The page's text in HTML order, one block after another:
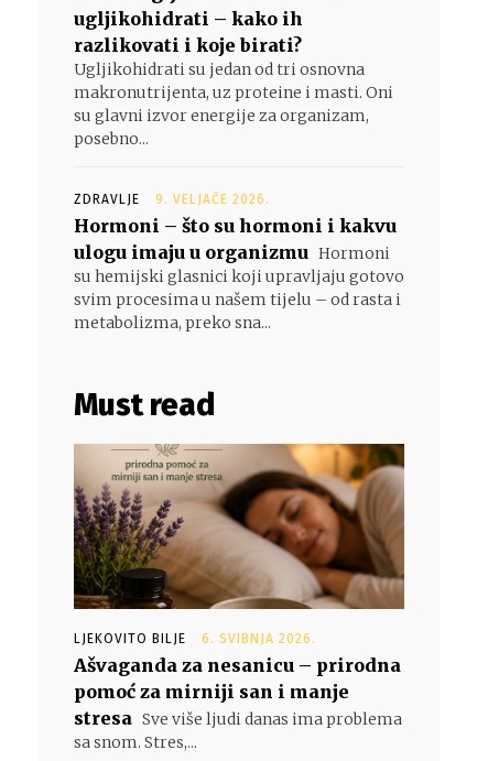
ugljikohidrati – kako ih
razlikovati i koje birati?
Ugljikohidrati su jedan od tri osnovna
makronutrijenta, uz proteine i masti. Oni
su glavni izvor energije za organizam,
posebno...
ZDRAVLJE 9. VELJAČE 2026.
Hormoni – što su hormoni i kakvu
ulogu imaju u organizmu Hormoni
su hemijski glasnici koji upravljaju gotovo
svim procesima u našem tijelu – od rasta i
metabolizma, preko sna...
Must read
LJEKOVITO BILJE 6. SVIBNJA 2026.
Ašvaganda za nesanicu – prirodna
pomoć za mirniji san i manje
stresa Sve više ljudi danas ima problema
sa snom. Stres,...